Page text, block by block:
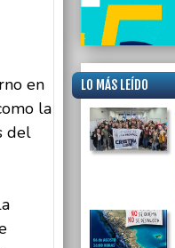
en
la
del
LO MÁS LEÍDO